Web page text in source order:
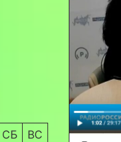
СБ
ВС